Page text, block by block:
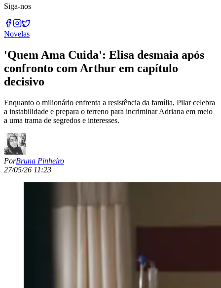
Siga-nos
Novelas
'Quem Ama Cuida': Elisa desmaia após
confronto com Arthur em capítulo
decisivo
Enquanto o milionário enfrenta a resistência da família, Pilar celebra
a instabilidade e prepara o terreno para incriminar Adriana em meio
a uma trama de segredos e interesses.
PorBruna Pinheiro
27/05/26 11:23